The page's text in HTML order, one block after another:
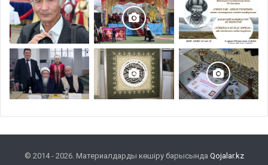
© 2014 - 2026. Материалдарды көшіру барысында Qojalar.kz